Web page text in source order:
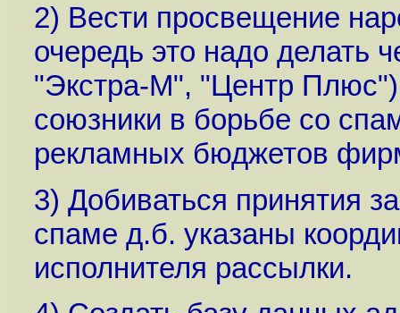
2) Вести просвещение
очередь это надо делать
"Экстра-М", "Центр
союзники в борьбе со
рекламных бюджетов
3) Добиваться принятия
спаме д.б. указаны
исполнителя рассылки.